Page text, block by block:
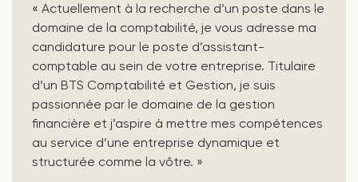
« Actuellement à la recherche d’un poste dans le
domaine de la comptabilité, je vous adresse ma
candidature pour le poste d’assistant-
comptable au sein de votre entreprise. Titulaire
d’un BTS Comptabilité et Gestion, je suis
passionnée par le domaine de la gestion
financière et j’aspire à mettre mes compétences
au service d’une entreprise dynamique et
structurée comme la vôtre. »